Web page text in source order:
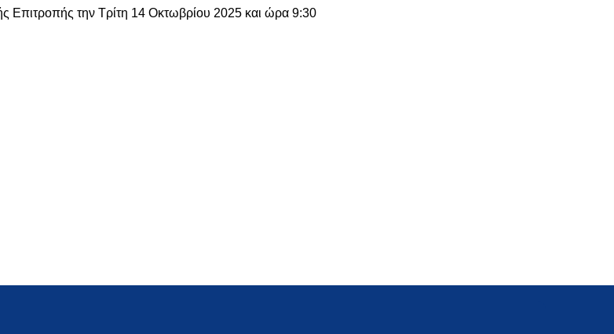
Επιτροπής την Τρίτη 14 Οκτωβρίου 2025 και ώρα 9:30